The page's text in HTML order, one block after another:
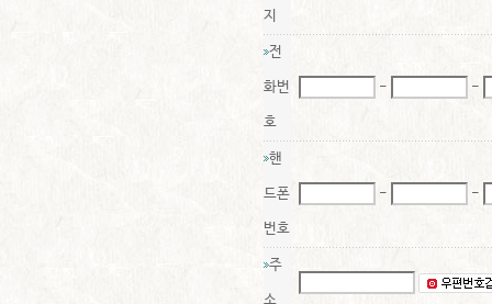
지
전
화번
호
- -
핸
드폰
번호
- -
주
소